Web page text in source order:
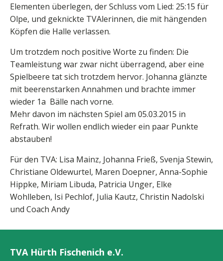
Elementen überlegen, der Schluss vom Lied: 25:15 für
Olpe, und geknickte TVAlerinnen, die mit hängenden
Köpfen die Halle verlassen.
Um trotzdem noch positive Worte zu finden: Die
Teamleistung war zwar nicht überragend, aber eine
Spielbeere tat sich trotzdem hervor. Johanna glänzte
mit beerenstarken Annahmen und brachte immer
wieder 1a Bälle nach vorne.
Mehr davon im nächsten Spiel am 05.03.2015 in
Refrath. Wir wollen endlich wieder ein paar Punkte
abstauben!
Für den TVA: Lisa Mainz, Johanna Frieß, Svenja Stewin,
Christiane Oldewurtel, Maren Doepner, Anna-Sophie
Hippke, Miriam Libuda, Patricia Unger, Elke
Wohlleben, Isi Pechlof, Julia Kautz, Christin Nadolski
und Coach Andy
TVA Hürth Fischenich e.V.